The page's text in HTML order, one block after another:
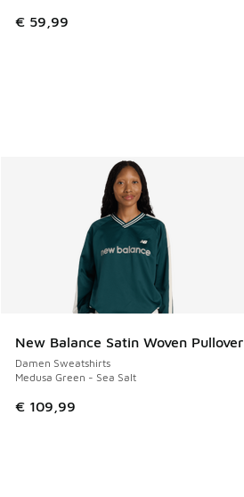
€ 59,99
New Balance Satin Woven Pullover
Damen Sweatshirts
Medusa Green - Sea Salt
€ 109,99